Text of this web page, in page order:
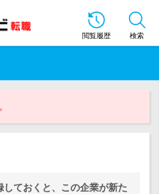
閲覧履歴 検索
ておくと、この企業が新た